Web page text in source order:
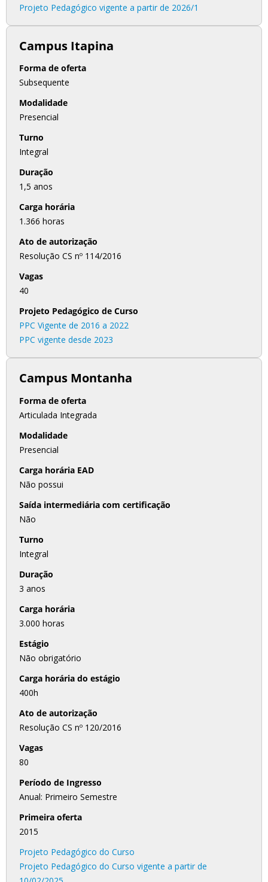
Projeto Pedagógico vigente a partir de 2026/1
Campus Itapina
Forma de oferta
Subsequente
Modalidade
Presencial
Turno
Integral
Duração
1,5 anos
Carga horária
1.366 horas
Ato de autorização
Resolução CS nº 114/2016
Vagas
40
Projeto Pedagógico de Curso
PPC Vigente de 2016 a 2022
PPC vigente desde 2023
Campus Montanha
Forma de oferta
Articulada Integrada
Modalidade
Presencial
Carga horária EAD
Não possui
Saída intermediária com certificação
Não
Turno
Integral
Duração
3 anos
Carga horária
3.000 horas
Estágio
Não obrigatório
Carga horária do estágio
400h
Ato de autorização
Resolução CS nº 120/2016
Vagas
80
Período de Ingresso
Anual: Primeiro Semestre
Primeira oferta
2015
Projeto Pedagógico do Curso
Projeto Pedagógico do Curso vigente a partir de